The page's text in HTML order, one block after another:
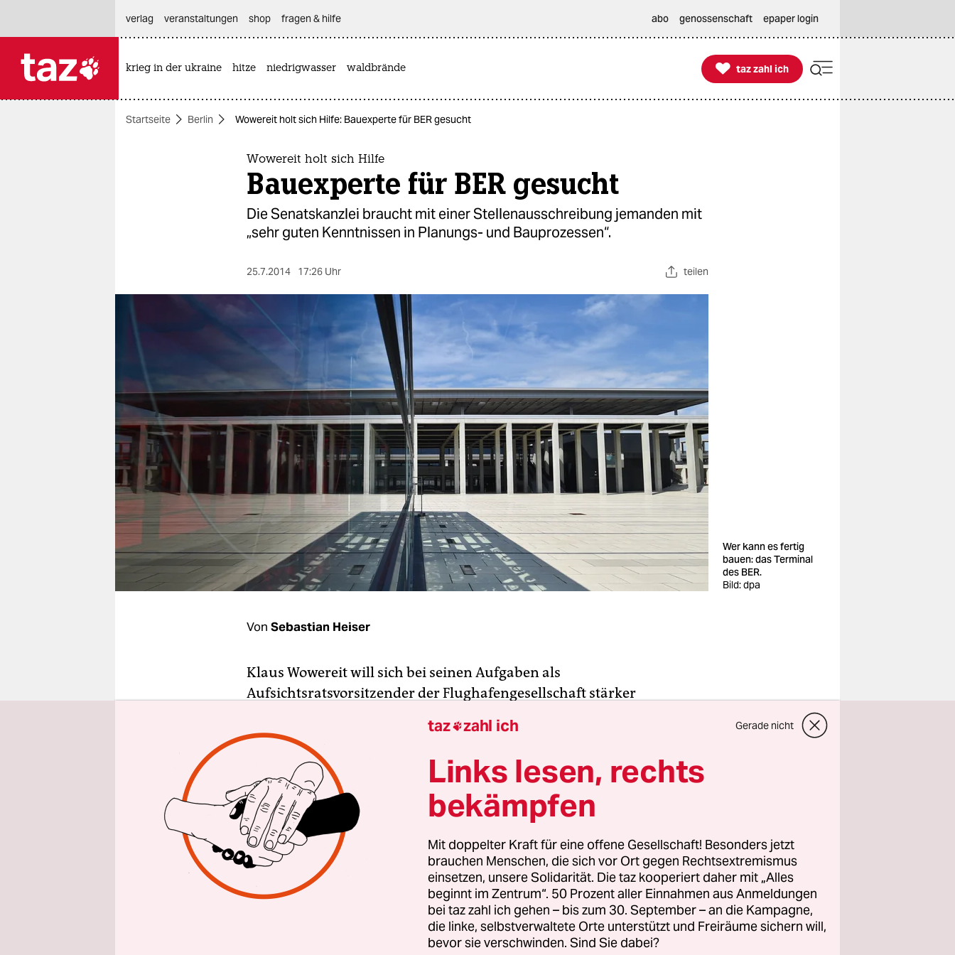
themen
berlin
nord
wahrheit
verlag
verlag
veranstaltungen
shop
fragen & hilfe
unterstützen
abo
verlag
veranstaltungen shop fragen & hilfe abo genossenschaft epaper login
krieg in der ukraine hitze niedrigwasser waldbrände 
taz zahl ich
taz zahl ich
Startseite Berlin Wowereit holt sich Hilfe: Bauexperte für BER gesucht
Wowereit holt sich Hilfe
Bauexperte für BER gesucht
Die Senatskanzlei braucht mit einer Stellenausschreibung jemanden mit
„sehr guten Kenntnissen in Planungs- und Bauprozessen“.
25.7.2014 17:26 Uhr teilen
Wer kann es fertig
bauen: das Terminal
des BER.
Bild: dpa
Von Sebastian Heiser
Klaus Wowereit will sich bei seinen Aufgaben als
Aufsichtsratsvorsitzender der Flughafengesellschaft stärker
Flughafens schafft die Senatskanzlei eine neue Stelle und
per Ausschreibung
„insbesondere in baufachlicher Sicht“ beraten. Zu den Aufgaben
gehören die „Begleitung der Bauplanung und -steuerung“, die
„Überprüfung von Nachtragsforderungen“ von Bauunternehmen
gegenüber der Flughafengesellschaft und „Genehmigungsverfahren“ –
damit dürfte das Brandschutzkonzept gemeint sein, an dessen
fehlender Genehmigung die Eröffnung im Juni 2012 gescheitert war.
Die Stelle wird nach Besoldungsgruppe 14 bezahlt, das entspricht
einem anfänglichen Grundgehalt von 3.579 Euro brutto im Monat.
taz zahl ich Gerade nicht
Links lesen, rechts
bekämpfen
Mit doppelter Kraft für eine offene Gesellschaft! Besonders jetzt
brauchen Menschen, die sich vor Ort gegen Rechtsextremismus
einsetzen, unsere Solidarität. Die taz kooperiert daher mit „Alles
beginnt im Zentrum“. 50 Prozent aller Einnahmen aus Anmeldungen
bei taz zahl ich gehen – bis zum 30. September – an die Kampagne,
die linke, selbstverwaltete Orte unterstützt und Freiräume sichern will,
bevor sie verschwinden. Sind Sie dabei?